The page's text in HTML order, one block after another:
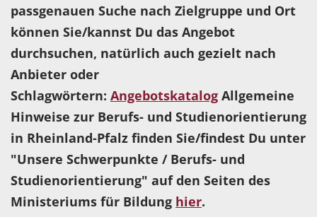
passgenauen Suche nach Zielgruppe und Ort
können Sie/kannst Du das Angebot
durchsuchen, natürlich auch gezielt nach
Anbieter oder
Schlagwörtern: Angebotskatalog Allgemeine
Hinweise zur Berufs- und Studienorientierung
in Rheinland-Pfalz finden Sie/findest Du unter
"Unsere Schwerpunkte / Berufs- und
Studienorientierung" auf den Seiten des
Ministeriums für Bildung hier.